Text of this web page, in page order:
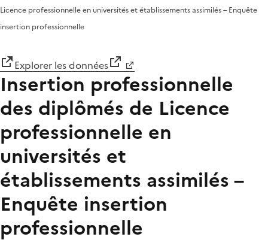
Licence professionnelle en universités et établissements assimilés – Enquête
insertion professionnelle
Explorer les données
Insertion professionnelle
des diplômés de Licence
professionnelle en
universités et
établissements assimilés –
Enquête insertion
professionnelle